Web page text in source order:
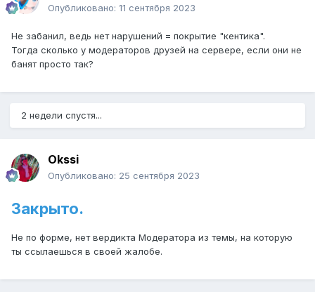
Опубликовано: 11 сентября 2023
Не забанил, ведь нет нарушений = покрытие "кентика".
Тогда сколько у модераторов друзей на сервере, если они не
банят просто так?
2 недели спустя...
Okssi
Опубликовано: 25 сентября 2023
Закрыто.
Не по форме, нет вердикта Модератора из темы, на которую
ты ссылаешься в своей жалобе.